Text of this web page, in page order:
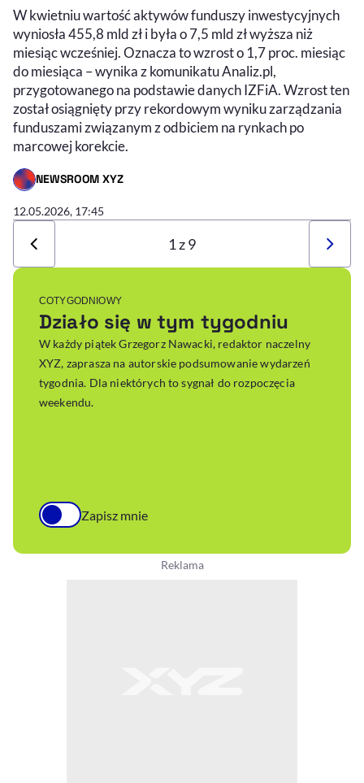
W kwietniu wartość aktywów funduszy inwestycyjnych
wyniosła 455,8 mld zł i była o 7,5 mld zł wyższa niż
miesiąc wcześniej. Oznacza to wzrost o 1,7 proc. miesiąc
do miesiąca – wynika z komunikatu Analiz.pl,
przygotowanego na podstawie danych IZFiA. Wzrost ten
został osiągnięty przy rekordowym wyniku zarządzania
funduszami związanym z odbiciem na rynkach po
marcowej korekcie.
NEWSROOM XYZ
- AUTOR ARTYKUŁU - PROFIL
12.05.2026, 17:45
1 z 9